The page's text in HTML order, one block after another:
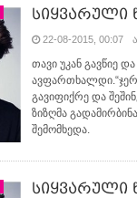
სიყვარული
22-08-2015, 00:07
თავი უკან გავწიე
გავიფიქრე და
ზიზღმა
შემომხედა.
სიყვარული